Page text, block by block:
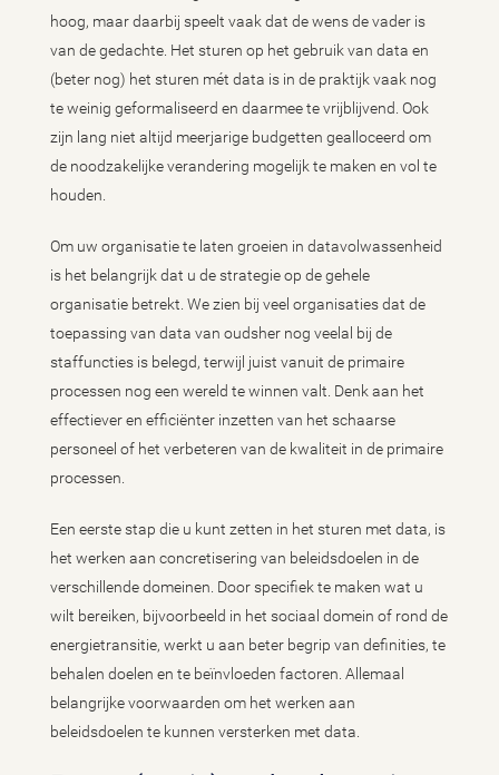
hoog, maar daarbij speelt vaak dat de wens de vader is
van de gedachte. Het sturen op het gebruik van data en
(beter nog) het sturen mét data is in de praktijk vaak nog
te weinig geformaliseerd en daarmee te vrijblijvend. Ook
zijn lang niet altijd meerjarige budgetten gealloceerd om
de noodzakelijke verandering mogelijk te maken en vol te
houden.
Om uw organisatie te laten groeien in datavolwassenheid
is het belangrijk dat u de strategie op de gehele
organisatie betrekt. We zien bij veel organisaties dat de
toepassing van data van oudsher nog veelal bij de
staffuncties is belegd, terwijl juist vanuit de primaire
processen nog een wereld te winnen valt. Denk aan het
effectiever en efficiënter inzetten van het schaarse
personeel of het verbeteren van de kwaliteit in de primaire
processen.
Een eerste stap die u kunt zetten in het sturen met data, is
het werken aan concretisering van beleidsdoelen in de
verschillende domeinen. Door specifiek te maken wat u
wilt bereiken, bijvoorbeeld in het sociaal domein of rond de
energietransitie, werkt u aan beter begrip van definities, te
behalen doelen en te beïnvloeden factoren. Allemaal
belangrijke voorwaarden om het werken aan
beleidsdoelen te kunnen versterken met data.